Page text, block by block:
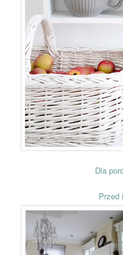
Dla
Przed